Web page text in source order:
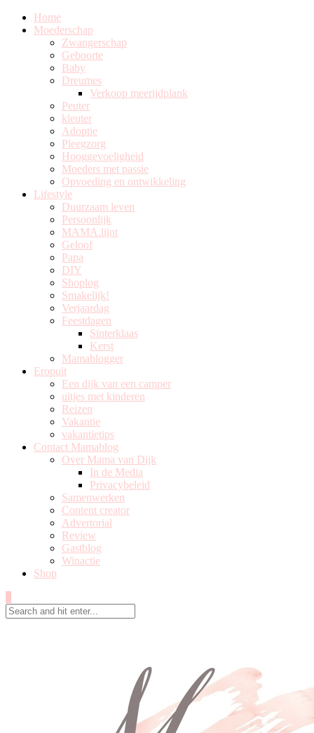
Home
Moederschap
Zwangerschap
Geboorte
Baby
Dreumes
Verkoop meerijdplank
Peuter
kleuter
Adoptie
Pleegzorg
Hooggevoeligheid
Moeders met passie
Opvoeding en ontwikkeling
Lifestyle
Duurzaam leven
Persoonlijk
MAMA.lijnt
Geloof
Papa
DIY
Shoplog
Smakelijk!
Verjaardag
Feestdagen
Sinterklaas
Kerst
Mamablogger
Eropuit
Een dijk van een camper
uitjes met kinderen
Reizen
Vakantie
vakantietips
Contact Mamablog
Over Mama van Dijk
In de Media
Privacybeleid
Samenwerken
Content creator
Advertorial
Review
Gastblog
Winactie
Shop